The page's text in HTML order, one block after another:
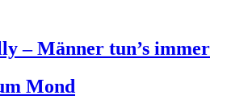
– Männer tun’s immer
Mond